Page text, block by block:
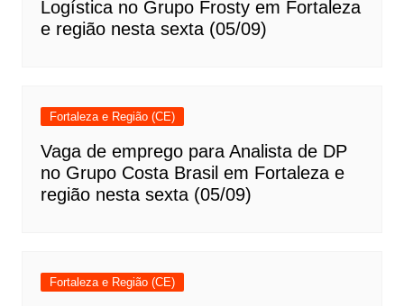
Logística no Grupo Frosty em Fortaleza
e região nesta sexta (05/09)
Fortaleza e Região (CE)
Vaga de emprego para Analista de DP
no Grupo Costa Brasil em Fortaleza e
região nesta sexta (05/09)
Fortaleza e Região (CE)